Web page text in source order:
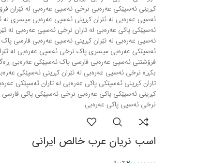
اسب نریان عرب خالص ایرانی